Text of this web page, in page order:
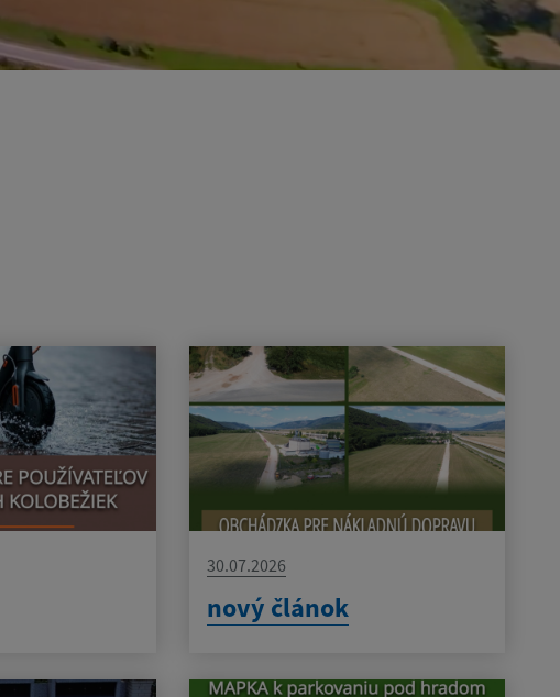
30.07.2026
nový článok